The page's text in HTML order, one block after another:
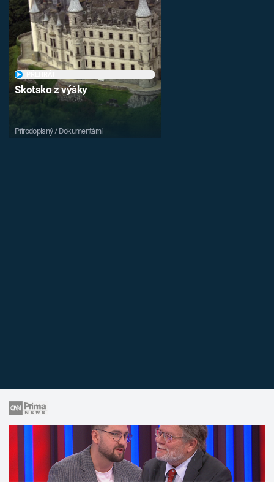
Skotsko z výšky
Přírodopisný / Dokumentární